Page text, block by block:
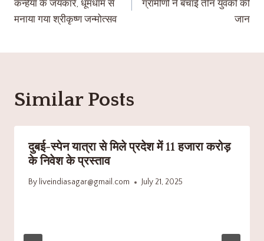
कन्हैया के जयकारे, धूमधाम से
मनाया गया श्रीकृष्ण जन्मोत्सव
ग्रामीणों ने बचाई तीन युवकों की
जान
Similar Posts
दुबई-स्पेन यात्रा से मिले प्रदेश में 11 हजारा करोड़
के निवेश के प्रस्ताव
By liveindiasagar@gmail.com July 21, 2025